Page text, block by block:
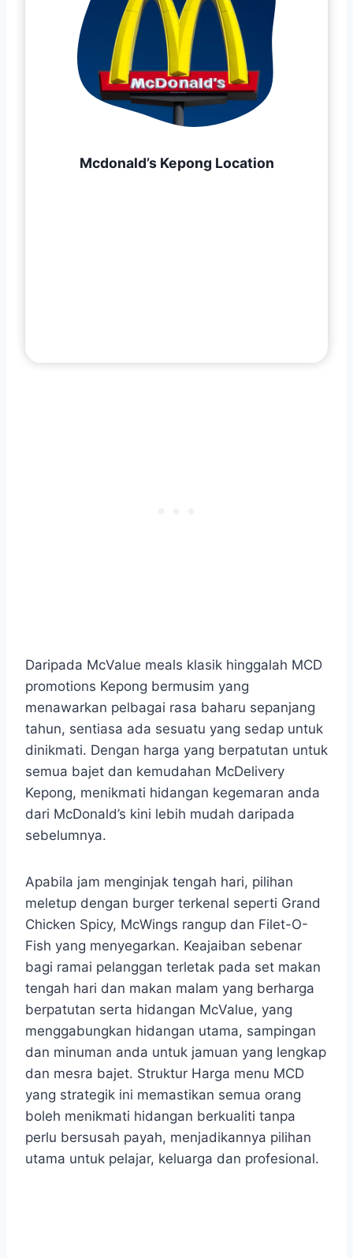
Mcdonald’s Kepong Location
Daripada McValue meals klasik hinggalah MCD
promotions Kepong bermusim yang
menawarkan pelbagai rasa baharu sepanjang
tahun, sentiasa ada sesuatu yang sedap untuk
dinikmati. Dengan harga yang berpatutan untuk
semua bajet dan kemudahan McDelivery
Kepong, menikmati hidangan kegemaran anda
dari McDonald’s kini lebih mudah daripada
sebelumnya.
Apabila jam menginjak tengah hari, pilihan
meletup dengan burger terkenal seperti Grand
Chicken Spicy, McWings rangup dan Filet-O-
Fish yang menyegarkan. Keajaiban sebenar
bagi ramai pelanggan terletak pada set makan
tengah hari dan makan malam yang berharga
berpatutan serta hidangan McValue, yang
menggabungkan hidangan utama, sampingan
dan minuman anda untuk jamuan yang lengkap
dan mesra bajet. Struktur Harga menu MCD
yang strategik ini memastikan semua orang
boleh menikmati hidangan berkualiti tanpa
perlu bersusah payah, menjadikannya pilihan
utama untuk pelajar, keluarga dan profesional.